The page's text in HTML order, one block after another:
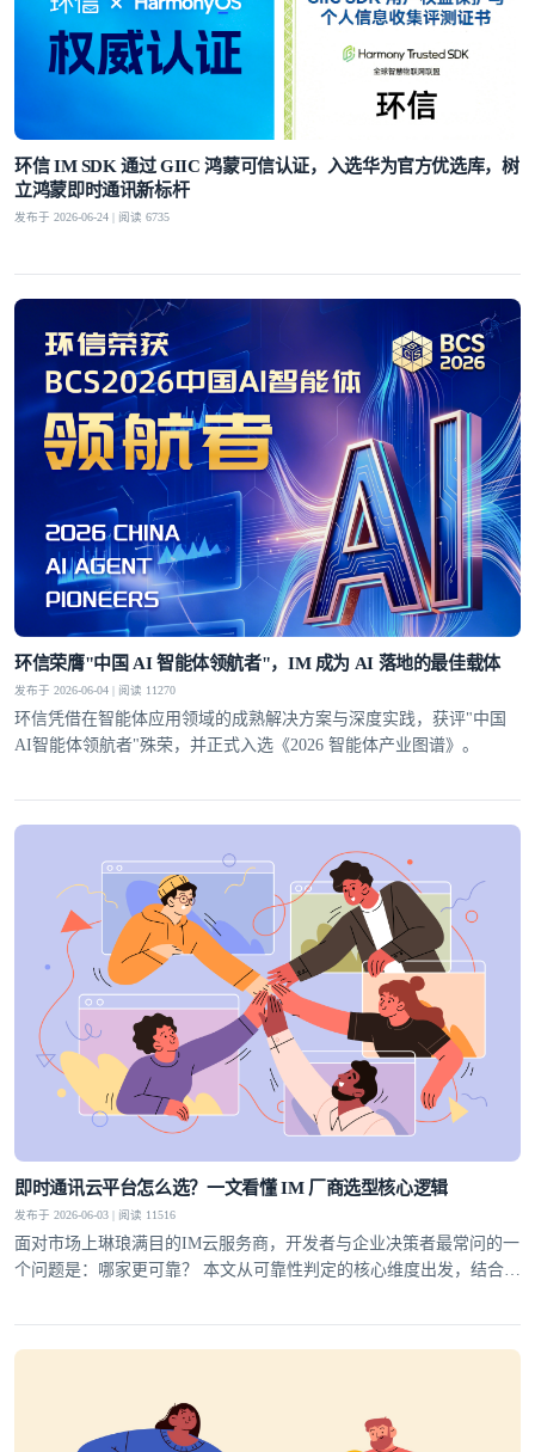
环信 IM SDK 通过 GIIC 鸿蒙可信认证，入选华为官方优选库，树
立鸿蒙即时通讯新标杆
发布于 2026-06-24 | 阅读 6735
环信荣膺"中国 AI 智能体领航者"，IM 成为 AI 落地的最佳载体
发布于 2026-06-04 | 阅读 11270
环信凭借在智能体应用领域的成熟解决方案与深度实践，获评"中国
AI智能体领航者"殊荣，并正式入选《2026 智能体产业图谱》。
即时通讯云平台怎么选？一文看懂 IM 厂商选型核心逻辑
发布于 2026-06-03 | 阅读 11516
面对市场上琳琅满目的IM云服务商，开发者与企业决策者最常问的一
个问题是：哪家更可靠？ 本文从可靠性判定的核心维度出发，结合行